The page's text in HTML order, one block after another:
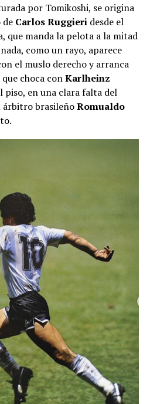
por Tomikoshi, se origina
de Carlos Ruggieridesde el
que manda la pelota a la mitad
como un rayo, aparece
el muslo derecho y arranca
choca conKarlheinz
piso, en una clara falta del
árbitro brasileñoRomualdo